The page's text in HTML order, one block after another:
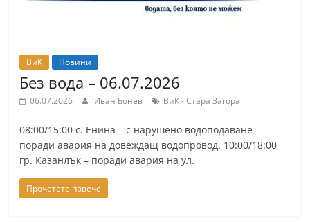
ВиК Новини
Без вода – 06.07.2026
06.07.2026 Иван Бонев ВиК - Стара Загора
08:00/15:00 с. Енина – с нарушено водоподаване
поради авария на довеждащ водопровод. 10:00/18:00
гр. Казанлък – поради авария на ул.
Прочетете повече